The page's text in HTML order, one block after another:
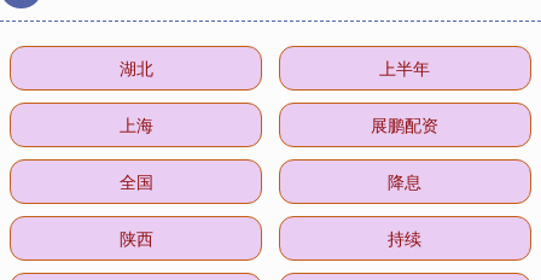
湖北 上半年
上海 展鹏配资
全国 降息
陕西 持续